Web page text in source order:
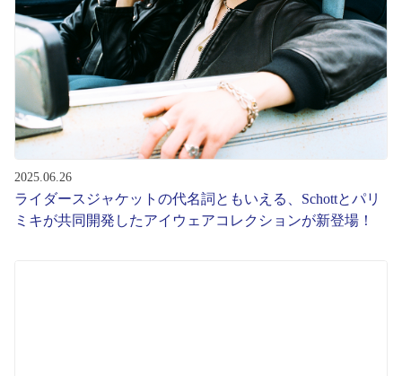
2025.06.26
ライダースジャケットの代名詞ともいえる、Schottとパリ
ミキが共同開発したアイウェアコレクションが新登場！